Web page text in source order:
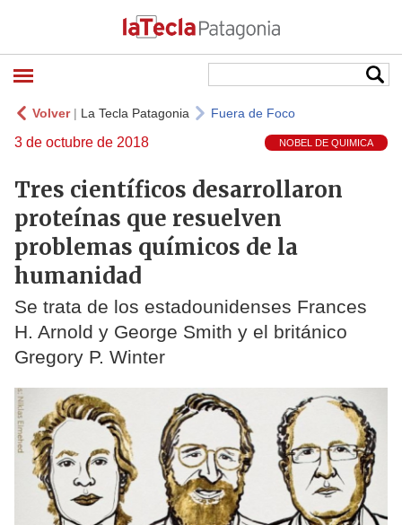
Volver| La Tecla Patagonia Fuera de Foco
3 de octubre de 2018 NOBEL DE QUIMICA
Tres científicos desarrollaron
proteínas que resuelven
problemas químicos de la
humanidad
Se trata de los estadounidenses Frances
H. Arnold y George Smith y el británico
Gregory P. Winter